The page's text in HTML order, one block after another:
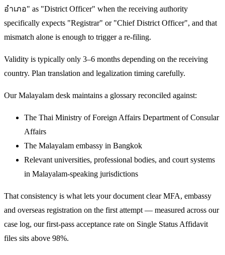
อำเภอ" as "District Officer" when the receiving authority
specifically expects "Registrar" or "Chief District Officer", and that
mismatch alone is enough to trigger a re-filing.
Validity is typically only 3–6 months depending on the receiving
country. Plan translation and legalization timing carefully.
Our Malayalam desk maintains a glossary reconciled against:
The Thai Ministry of Foreign Affairs Department of Consular
Affairs
The Malayalam embassy in Bangkok
Relevant universities, professional bodies, and court systems
in Malayalam-speaking jurisdictions
That consistency is what lets your document clear MFA, embassy
and overseas registration on the first attempt — measured across our
case log, our first-pass acceptance rate on Single Status Affidavit
files sits above 98%.